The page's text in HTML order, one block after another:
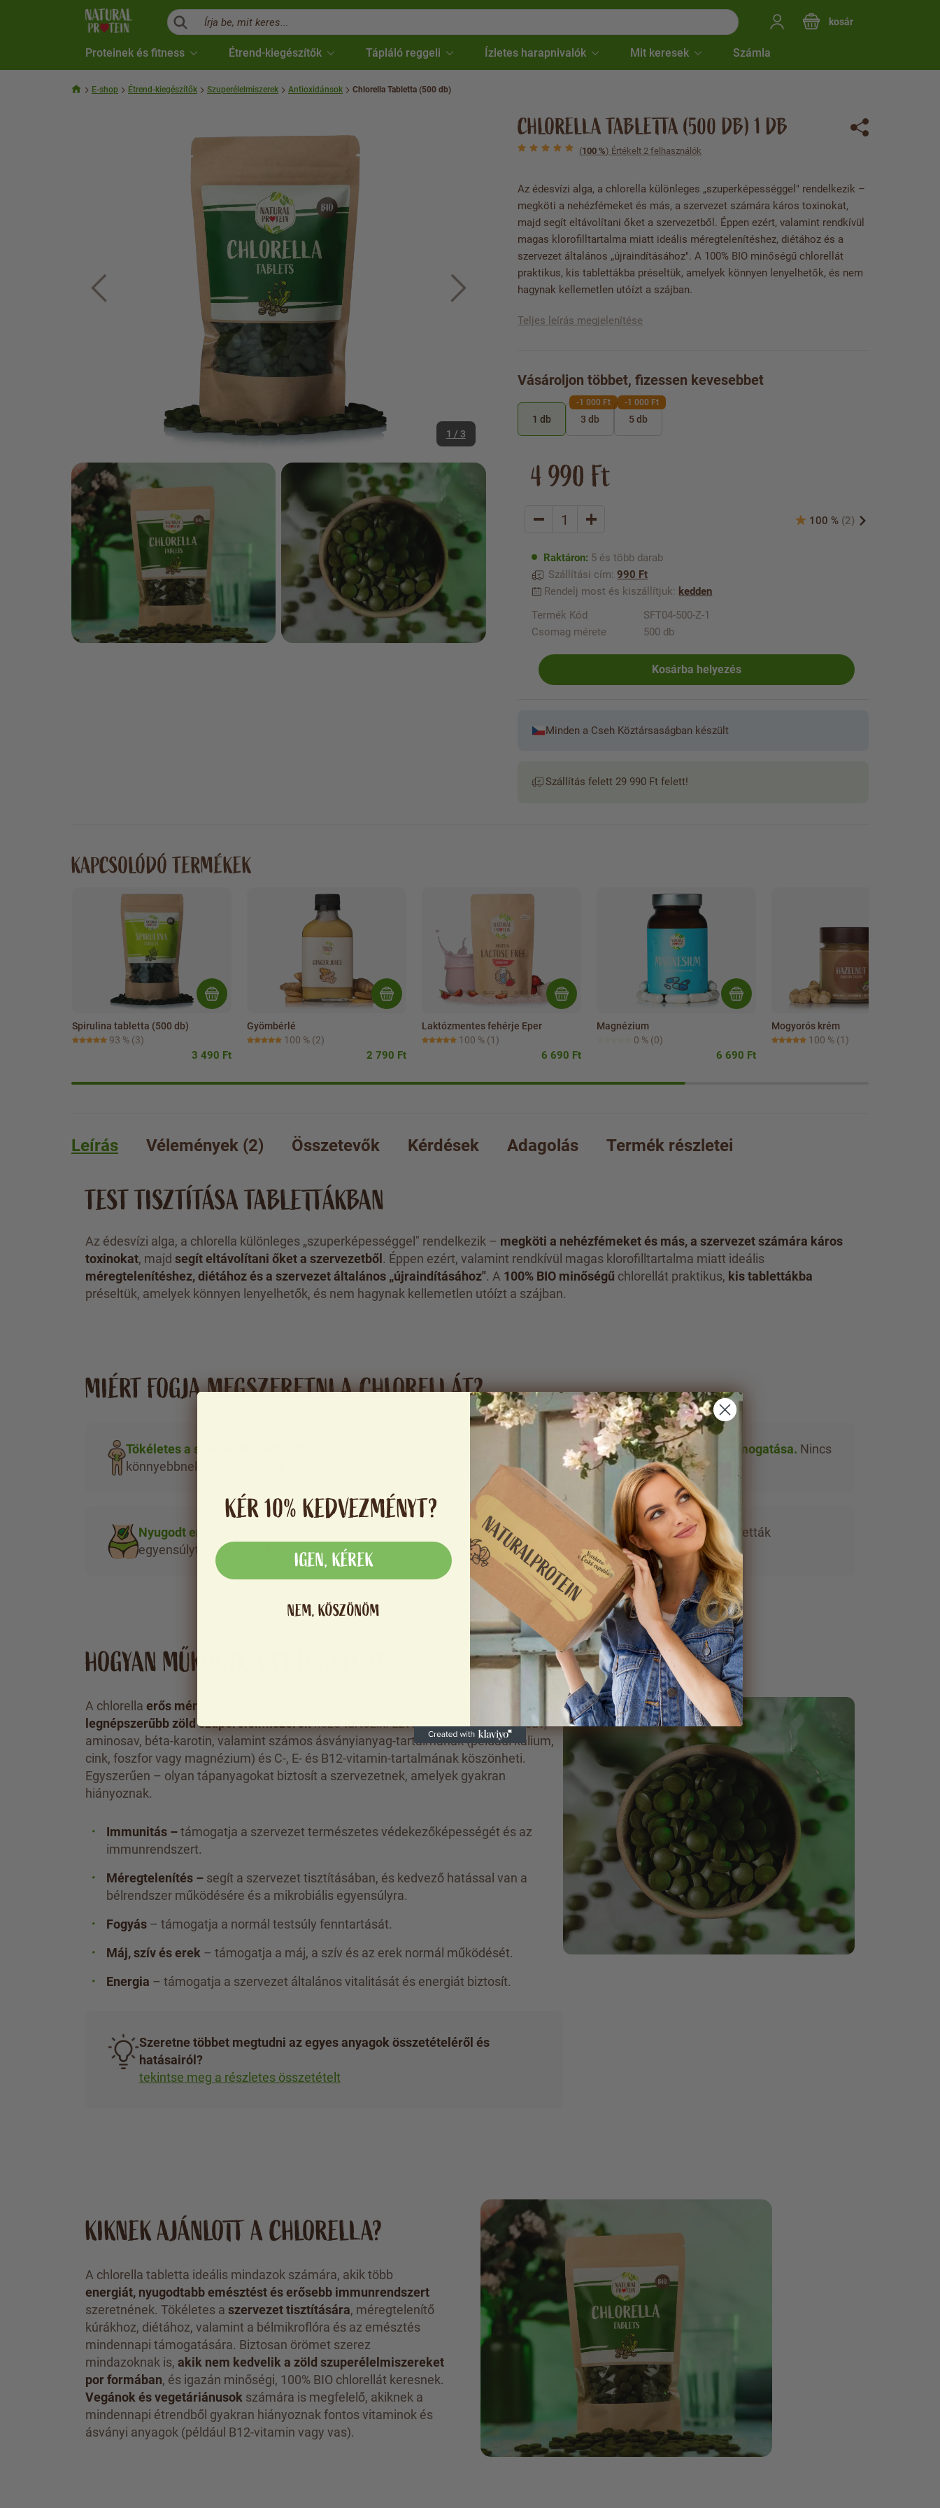
Írja be, mit keres... kosár
Proteinek és fitness Étrend-kiegészítők Tápláló reggeli Ízletes harapnivalók Mit keresek Számla
E-shop Étrend-kiegészítők Szuperélelmiszerek Antioxidánsok Chlorella Tabletta (500 db)
1 / 3
CHLORELLA TABLETTA (500 DB) 1 DB
(100 %) Értékelt 2 felhasználók
Az édesvízi alga, a chlorella különleges „szuperképességgel" rendelkezik –
megköti a nehézfémeket és más, a szervezet számára káros toxinokat,
majd segít eltávolítani őket a szervezetből. Éppen ezért, valamint rendkívül
magas klorofilltartalma miatt ideális méregtelenítéshez, diétához és a
szervezet általános „újraindításához". A 100% BIO minőségű chlorellát
praktikus, kis tablettákba préseltük, amelyek könnyen lenyelhetők, és nem
hagynak kellemetlen utóízt a szájban.
Teljes leírás megjelenítése
Vásároljon többet, fizessen kevesebbet
1 db 3 db
-1 000 Ft
5 db
-1 000 Ft
100 % (2)
4 990 Ft
Raktáron: 5 és több darab
Szállítási cím: 990 Ft
Rendelj most és kiszállítjuk: kedden
Termék Kód
SFT04-500-Z-1
Csomag mérete
500 db
Kosárba helyezés
Minden a Cseh Köztársaságban készült
Szállítás felett 29 990 Ft felett!
KAPCSOLÓDÓ TERMÉKEK
Spirulina tabletta (500 db)
93 % (3)
3 490 Ft
Gyömbérlé
100 % (2)
2 790 Ft
Laktózmentes fehérje Eper
100 % (1)
6 690 Ft
Magnézium
0 % (0)
6 690 Ft
Mogyorós krém
100 % (1)
Leírás Vélemények (2) Összetevők Kérdések Adagolás Termék részletei
TEST TISZTÍTÁSA TABLETTÁKBAN
Az édesvízi alga, a chlorella különleges „szuperképességgel" rendelkezik – megköti a nehézfémeket és más, a szervezet számára káros
toxinokat, majd segít eltávolítani őket a szervezetből. Éppen ezért, valamint rendkívül magas klorofilltartalma miatt ideális
méregtelenítéshez, diétához és a szervezet általános „újraindításához". A 100% BIO minőségű chlorellát praktikus, kis tablettákba
préseltük, amelyek könnyen lenyelhetők, és nem hagynak kellemetlen utóízt a szájban.
MIÉRT FOGJA MEGSZERETNI A CHLORELLÁT?
Tökéletes a szervezet megtisztítására.
könnyebbnek szeretné érezni magát.
Több energia és az immunrendszer támogatása. Nincs
több fáradtság a nap folyamán.
Nyugodt emésztés.
egyensúlyt a szervezetben.
Könnyen lenyelhető.Praktikus kis tabletták
formájában.
HOGYAN MŰKÖDIK A CHLORELLA?
A chlorella erős méregtelenítő és antioxidáns
legnépszerűbb zöld szuperélelmiszerekközé tartozik. Ezt magas omega-3 zsírsav,
aminosav, béta-karotin, valamint számos ásványianyag-tartalmának (például kálium,
cink, foszfor vagy magnézium) és C-, E- és B12-vitamin-tartalmának köszönheti.
Egyszerűen – olyan tápanyagokat biztosít a szervezetnek, amelyek gyakran
hiányoznak.
Immunitás –támogatja a szervezet természetes védekezőképességét és az
immunrendszert.
Méregtelenítés – segít a szervezet tisztításában, és kedvező hatással van a
bélrendszer működésére és a mikrobiális egyensúlyra.
Fogyás – támogatja a normál testsúly fenntartását.
Máj, szív és erek – támogatja a máj, a szív és az erek normál működését.
Energia – támogatja a szervezet általános vitalitását és energiát biztosít.
Szeretne többet megtudni az egyes anyagok összetételéről és
hatásairól?
tekintse meg a részletes összetételt
KIKNEK AJÁNLOTT A CHLORELLA?
A chlorella tabletta ideális mindazok számára, akik több
energiát, nyugodtabb emésztést és erősebb immunrendszert
szeretnének. Tökéletes a szervezet tisztítására, méregtelenítő
kúrákhoz, diétához, valamint a bélmikroflóra és az emésztés
mindennapi támogatására. Biztosan örömet szerez
mindazoknak is, akik nem kedvelik a zöld szuperélelmiszereket
por formában, és igazán minőségi, 100% BIO chlorellát keresnek.
Vegánok és vegetáriánusok számára is megfelelő, akiknek a
mindennapi étrendből gyakran hiányoznak fontos vitaminok és
ásványi anyagok (például B12-vitamin vagy vas).
KÉR 10% KEDVEZMÉNYT?
IGEN, KÉREK
NEM, KÖSZÖNÖM